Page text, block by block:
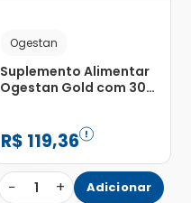
Ogestan
Suplemento Alimentar
Ogestan Gold com 30
R$ 119,36
− 1 + Adicionar